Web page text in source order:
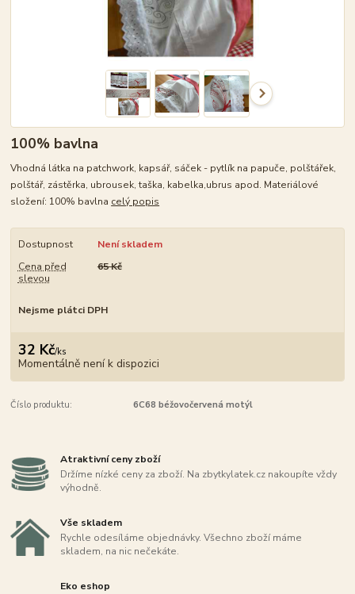
100% bavlna
Vhodná látka na patchwork, kapsář, sáček - pytlík na papuče, polštářek,
polštář, zástěrka, ubrousek, taška, kabelka,ubrus apod. Materiálové
složení: 100% bavlna celý popis
Dostupnost
Není skladem
Cena před
slevou
65 Kč
Nejsme plátci DPH
32 Kč/ks
Momentálně není k dispozici
Číslo produktu: 6C68 béžovočervená motýl
Atraktivní ceny zboží
Držíme nízké ceny za zboží. Na zbytkylatek.cz nakoupíte vždy
výhodně.
Vše skladem
Rychle odesíláme objednávky. Všechno zboží máme
skladem, na nic nečekáte.
Eko eshop